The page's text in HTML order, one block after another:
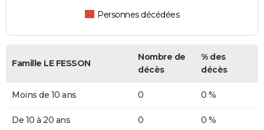
Personnes décédées
Famille LE FESSON
Nombre de
décès
% des
décès
Moins de 10 ans 0 0 %
De 10 à 20 ans 0 0 %